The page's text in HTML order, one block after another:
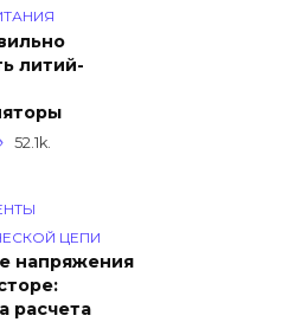
литий-
52.1k.
ЦЕПИ
напряжения
расчета